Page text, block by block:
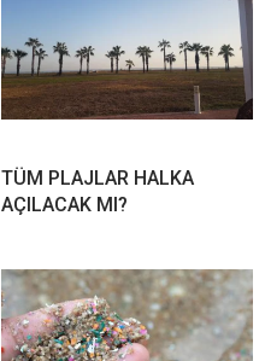
TÜM PLAJLAR HALKA
AÇILACAK MI?